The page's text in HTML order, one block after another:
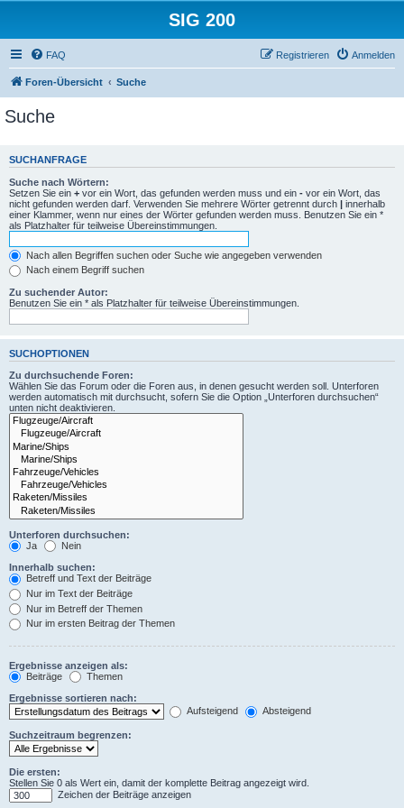
SIG 200
FAQ Anmelden
Registrieren
Foren-Übersicht Suche
Suche
SUCHANFRAGE
Suche nach Wörtern:
Setzen Sie ein + vor ein Wort, das gefunden werden muss und ein - vor ein Wort, das
nicht gefunden werden darf. Verwenden Sie mehrere Wörter getrennt durch | innerhalb
einer Klammer, wenn nur eines der Wörter gefunden werden muss. Benutzen Sie ein *
als Platzhalter für teilweise Übereinstimmungen.
Nach allen Begriffen suchen oder Suche wie angegeben verwenden
Nach einem Begriff suchen
Zu suchender Autor:
Benutzen Sie ein * als Platzhalter für teilweise Übereinstimmungen.
SUCHOPTIONEN
Zu durchsuchende Foren:
Wählen Sie das Forum oder die Foren aus, in denen gesucht werden soll. Unterforen
werden automatisch mit durchsucht, sofern Sie die Option „Unterforen durchsuchen“
unten nicht deaktivieren.
Unterforen durchsuchen:
Ja
Nein
Innerhalb suchen:
Betreff und Text der Beiträge
Nur im Text der Beiträge
Nur im Betreff der Themen
Nur im ersten Beitrag der Themen
Ergebnisse anzeigen als:
Beiträge
Themen
Ergebnisse sortieren nach:
Aufsteigend
Absteigend
Suchzeitraum begrenzen:
Die ersten:
Stellen Sie 0 als Wert ein, damit der komplette Beitrag angezeigt wird.
Zeichen der Beiträge anzeigen